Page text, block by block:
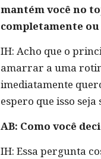
mantém você no
completamente
IH: Acho que o
amarrar a uma
imediatamente
espero que isso
AB: Como você
IH: Essa pergunta